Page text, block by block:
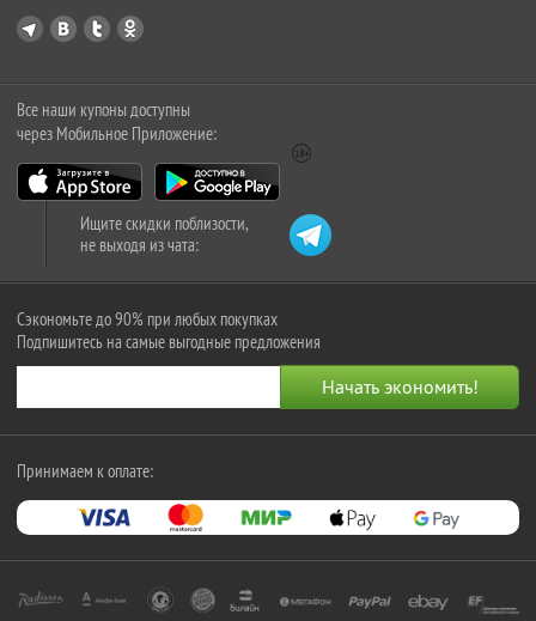
Все наши купоны доступны
через Мобильное Приложение:
Ищите скидки поблизости,
не выходя из чата:
Сэкономьте до 90% при любых покупках
Подпишитесь на самые выгодные предложения
Принимаем к оплате: